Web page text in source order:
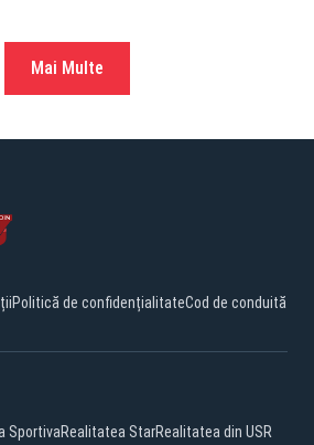
Mai Multe
Politică de confidențialitateCod de conduită
SportivaRealitatea StarRealitatea din USR